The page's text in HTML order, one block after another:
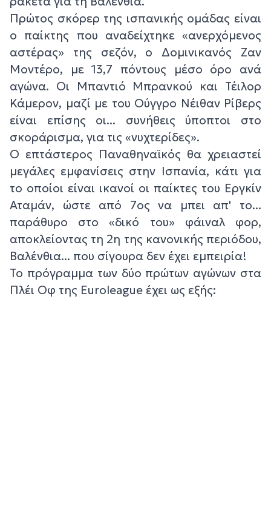
Πρώτος σκόρερ της ισπανικής ομάδας είναι
ο παίκτης που αναδείχτηκε «ανερχόμενος
αστέρας» της σεζόν, ο Δομινικανός Ζαν
Μοντέρο, με 13,7 πόντους μέσο όρο ανά
αγώνα. Οι Μπαντιό Μπρανκού και Τέιλορ
Κάμερον, μαζί με του Ούγγρο Νέιθαν Ρίβερς
είναι επίσης οι... συνήθεις ύποπτοι στο
σκοράρισμα, για τις «νυχτερίδες».
Ο επτάστερος Παναθηναϊκός θα χρειαστεί
μεγάλες εμφανίσεις στην Ισπανία, κάτι για
το οποίοι είναι ικανοί οι παίκτες του Εργκίν
Αταμάν, ώστε από 7ος να μπει απ' το...
παράθυρο στο «δικό του» φάιναλ φορ,
αποκλείοντας τη 2η της κανονικής περιόδου,
Βαλένθια... που σίγουρα δεν έχει εμπειρία!
Το πρόγραμμα των δύο πρώτων αγώνων στα
Πλέι Οφ της Euroleague έχει ως εξής: